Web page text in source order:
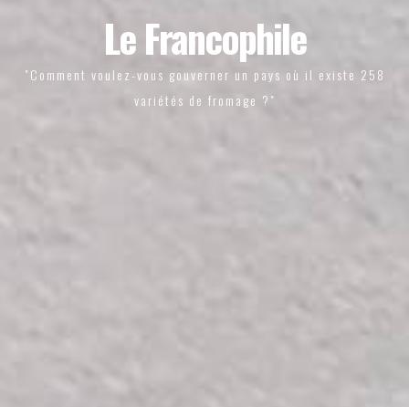
Le Francophile
"Comment voulez-vous gouverner un pays où il existe 258
variétés de fromage ?"